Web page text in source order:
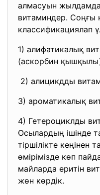
алмасуын
витаминдер. Соңғы
классификациялап
1) алифатикалық
(аскорбин
2) алицикдды
3) ароматикалық
4) Гетероциклды
Осылардың ішінде
тіршілікте кеңінен
өмірімізде көп
майларда еритін
жөн көрдік.